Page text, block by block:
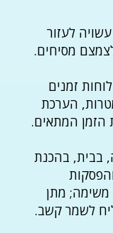
לעזור
מסיחים.
זמנים
הערכת
הזמן המתאים.
בבית, בהכנת
משימה; מתן
לשמר קשב.